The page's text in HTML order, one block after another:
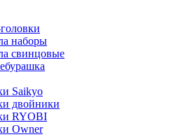
наборы
свинцовые
Saikyo
двойники
RYOBI
Owner